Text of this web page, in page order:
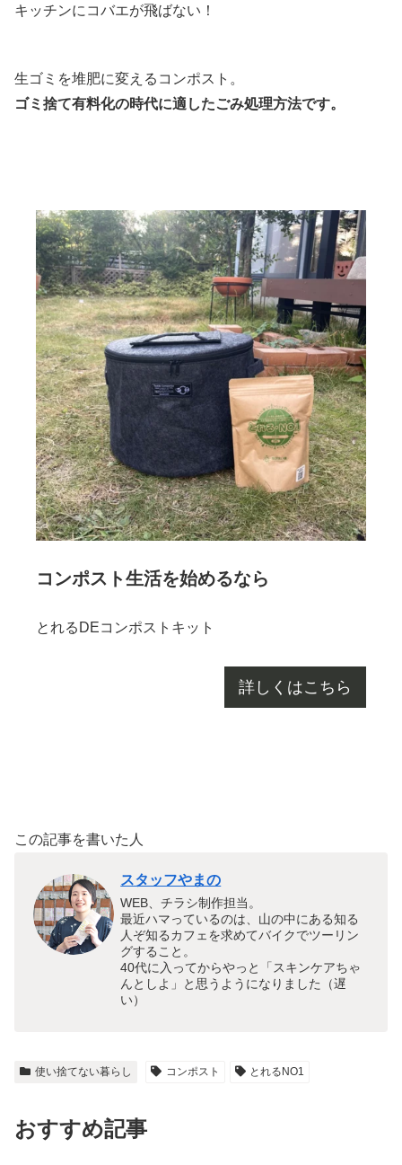
キッチンにコバエが飛ばない！
生ゴミを堆肥に変えるコンポスト。
ゴミ捨て有料化の時代に適したごみ処理方法です。
コンポスト生活を始めるなら
とれるDEコンポストキット
詳しくはこちら
この記事を書いた人
スタッフやまの
WEB、チラシ制作担当。
最近ハマっているのは、山の中にある知る
人ぞ知るカフェを求めてバイクでツーリン
グすること。
40代に入ってからやっと「スキンケアちゃ
んとしよ」と思うようになりました（遅
い）
使い捨てない暮らし コンポスト とれるNO1
おすすめ記事